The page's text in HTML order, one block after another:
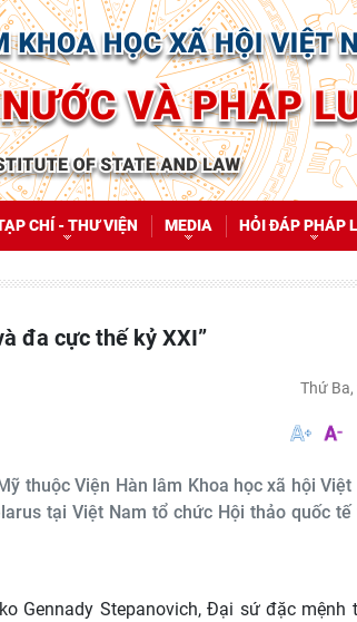
CHÍ - THƯ VIỆN MEDIA HỎI ĐÁP PHÁP
đa cực thế kỷ XXI”
Thứ
thuộc Viện Hàn lâm Khoa học xã hội Việt
tại Việt Nam tổ chức Hội thảo quốc tế
Gennady Stepanovich, Đại sứ đặc mệnh